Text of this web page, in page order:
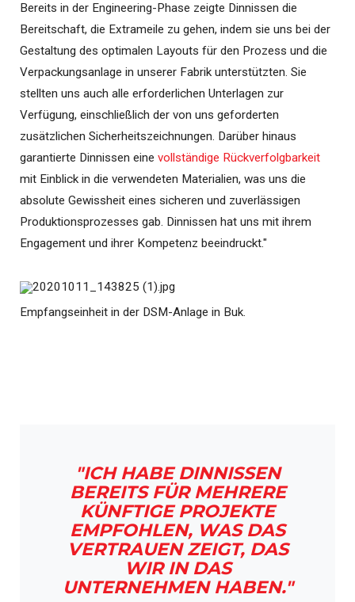
Bereits in der Engineering-Phase zeigte Dinnissen die
Bereitschaft, die Extrameile zu gehen, indem sie uns bei der
Gestaltung des optimalen Layouts für den Prozess und die
Verpackungsanlage in unserer Fabrik unterstützten. Sie
stellten uns auch alle erforderlichen Unterlagen zur
Verfügung, einschließlich der von uns geforderten
zusätzlichen Sicherheitszeichnungen. Darüber hinaus
garantierte Dinnissen eine vollständige Rückverfolgbarkeit
mit Einblick in die verwendeten Materialien, was uns die
absolute Gewissheit eines sicheren und zuverlässigen
Produktionsprozesses gab. Dinnissen hat uns mit ihrem
Engagement und ihrer Kompetenz beeindruckt."
Empfangseinheit in der DSM-Anlage in Buk.
"ICH HABE DINNISSEN
BEREITS FÜR MEHRERE
KÜNFTIGE PROJEKTE
EMPFOHLEN, WAS DAS
VERTRAUEN ZEIGT, DAS
WIR IN DAS
UNTERNEHMEN HABEN."